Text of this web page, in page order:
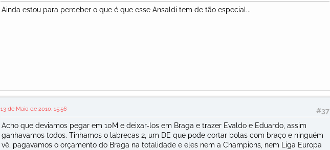
Ainda estou para perceber o que é que esse Ansaldi tem de tão especial...
#37
13 de Maio de 2010, 15:56
Acho que deviamos pegar em 10M e deixar-los em Braga e trazer Evaldo e Eduardo, assim
ganhavamos todos. Tinhamos o labrecas 2, um DE que pode cortar bolas com braço e ninguém
vê, pagavamos o orçamento do Braga na totalidade e eles nem a Champions, nem Liga Europa